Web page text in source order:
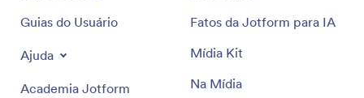
Guias do Usuário
Ajuda
Academia Jotform
Fatos da Jotform para IA
Mídia Kit
Na Mídia